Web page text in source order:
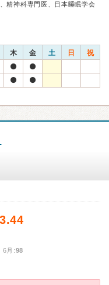
精神科専門医、日本睡眠学会
木 金 土 日 祝
3.44
月:98